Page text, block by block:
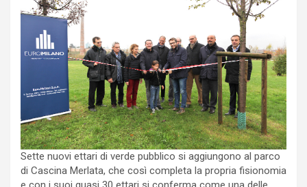
Sette nuovi ettari di verde pubblico si aggiungono al parco
di Cascina Merlata, che così completa la propria fisionomia